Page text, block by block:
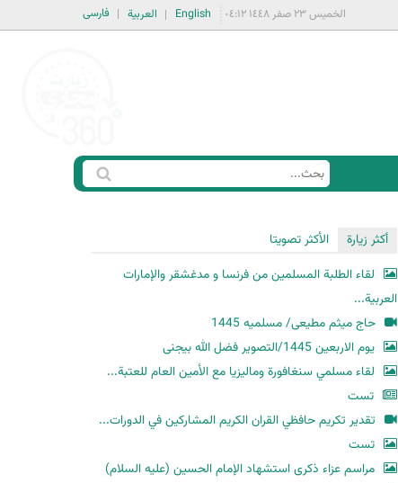
فارسی العربية English الخميس ٢٣ صفر ١٤٤٨ ٠٤:١٢
ا
ت
ة
ا
ل
ح
ب
ث
أكثر زيارة
الأكثر تصويتا
لقاء الطلبة المسلمين من فرنسا و مدغشقر والإمارات
العربية...
حاج میثم مطیعی/ مسلمیه 1445
یوم الاربعین 1445/التصویر فضل الله بیجنی
لقاء مسلمي سنغافورة وماليزيا مع الأمين العام للعتبة...
تست
تقدير تكريم حافظي القران الكريم المشاركين في الدورات...
تست
مراسم عزاء ذكرى استشهاد الإمام الحسين (عليه السلام)